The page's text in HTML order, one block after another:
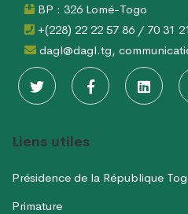
BP : 326 Lomé-Togo
+(228) 22 22 57 86 / 70 31
dagl@dagl.tg,
Liens utiles
Présidence de la République
Primature